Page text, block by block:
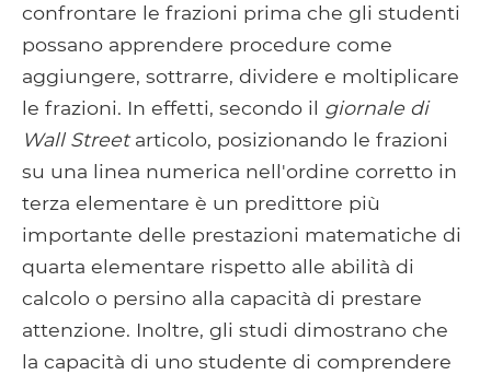
confrontare le frazioni prima che gli studenti
possano apprendere procedure come
aggiungere, sottrarre, dividere e moltiplicare
le frazioni. In effetti, secondo il giornale di
Wall Streetarticolo, posizionando le frazioni
su una linea numerica nell'ordine corretto in
terza elementare è un predittore più
importante delle prestazioni matematiche di
quarta elementare rispetto alle abilità di
calcolo o persino alla capacità di prestare
attenzione. Inoltre, gli studi dimostrano che
la capacità di uno studente di comprendere